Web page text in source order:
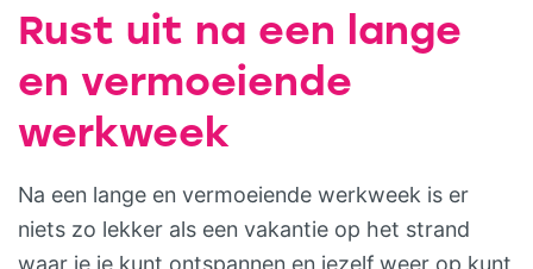
Rust uit na een lange
en vermoeiende
werkweek
Na een lange en vermoeiende werkweek is er
niets zo lekker als een vakantie op het strand
waar je je kunt ontspannen en jezelf weer op kunt